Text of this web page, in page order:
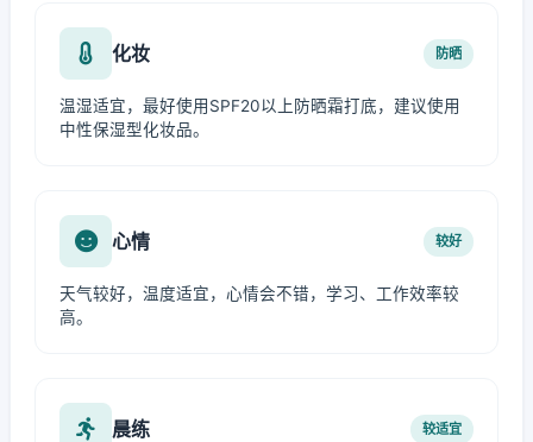
化妆 防晒
温湿适宜，最好使用SPF20以上防晒霜打底，建议使用
中性保湿型化妆品。
心情 较好
天气较好，温度适宜，心情会不错，学习、工作效率较
高。
晨练 较适宜